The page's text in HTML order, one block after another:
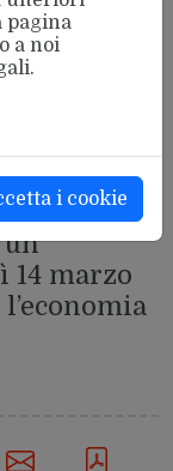
un
marzo
pagina
a noi
.
i cookie